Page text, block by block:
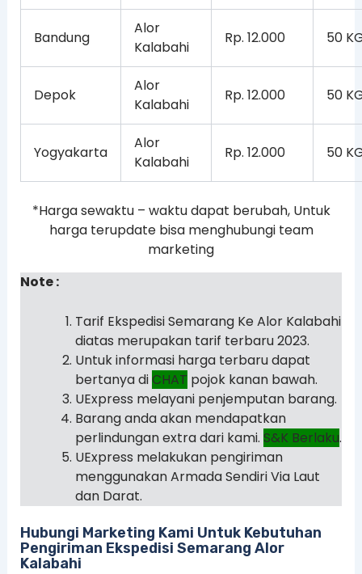
Bandung
Alor
Kalabahi
Rp. 12.000 50
Depok
Alor
Kalabahi
Rp. 12.000 50
Yogyakarta
Alor
Kalabahi
Rp. 12.000 50
*Harga sewaktu – waktu dapat berubah, Untuk
harga terupdate bisa menghubungi team
marketing
Note :
Tarif Ekspedisi Semarang Ke Alor Kalabahi
diatas merupakan tarif terbaru 2023.
Untuk informasi harga terbaru dapat
bertanya diCHAT pojok kanan bawah.
UExpress melayani penjemputan barang.
Barang anda akan mendapatkan
perlindungan extra dari kami. S&K Berlaku.
UExpress melakukan pengiriman
menggunakan Armada Sendiri Via Laut
dan Darat.
Hubungi Marketing Kami Untuk Kebutuhan
Pengiriman Ekspedisi Semarang Alor
Kalabahi